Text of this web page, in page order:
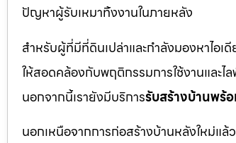
ปัญหาผู้รับเหมาทิ้งงานในภายหลัง
สำหรับผู้ที่มีที่ดินเปล่าและกำลังมองหาไอเดี
ให้สอดคล้องกับพฤติกรรมการใช้งานและไ
นอกจากนี้เรายังมีบริการรับสร้างบ้านพร้
นอกเหนือจากการก่อสร้างบ้านหลังใหม่แ